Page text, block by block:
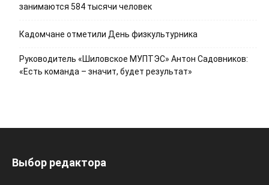
занимаются 584 тысячи человек
Кадомчане отметили День физкультурника
Руководитель «Шиловское МУПТЭС» Антон Садовников:
«Есть команда – значит, будет результат»
Выбор редактора